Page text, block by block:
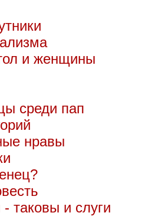
и женщины
среди пап
нравы
- таковы и слуги